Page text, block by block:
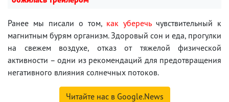
Ранее мы писали о том, как уберечьчувствительный к
магнитным бурям организм. Здоровый сон и еда, прогулки
на свежем воздухе, отказ от тяжелой физической
активности – одни из рекомендаций для предотвращения
негативного влияния солнечных потоков.
Читайте нас в Google.News